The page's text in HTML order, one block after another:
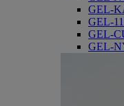
GEL-
GEL-
GEL-
GEL-